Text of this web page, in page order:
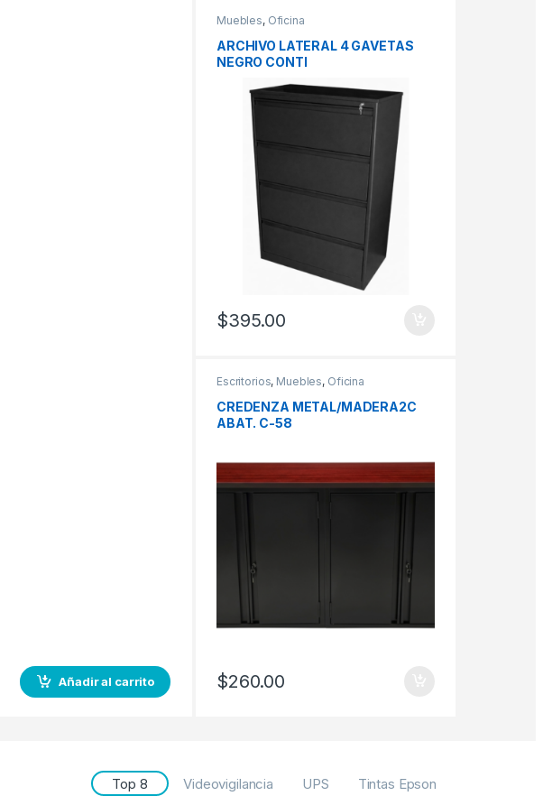
Añadir al carrito
Muebles, Oficina
ARCHIVO LATERAL 4 GAVETAS
NEGRO CONTI
$395.00
Escritorios, Muebles, Oficina
CREDENZA METAL/MADERA2C
ABAT. C-58
$260.00
Top 8 Videovigilancia UPS Tintas Epson